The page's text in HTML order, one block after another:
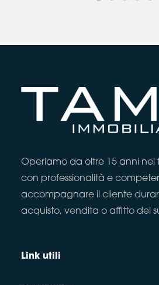
Operiamo da oltre 15 anni nel
con professionalità e
accompagnare il cliente
acquisto, vendita o affitto del
Link utili